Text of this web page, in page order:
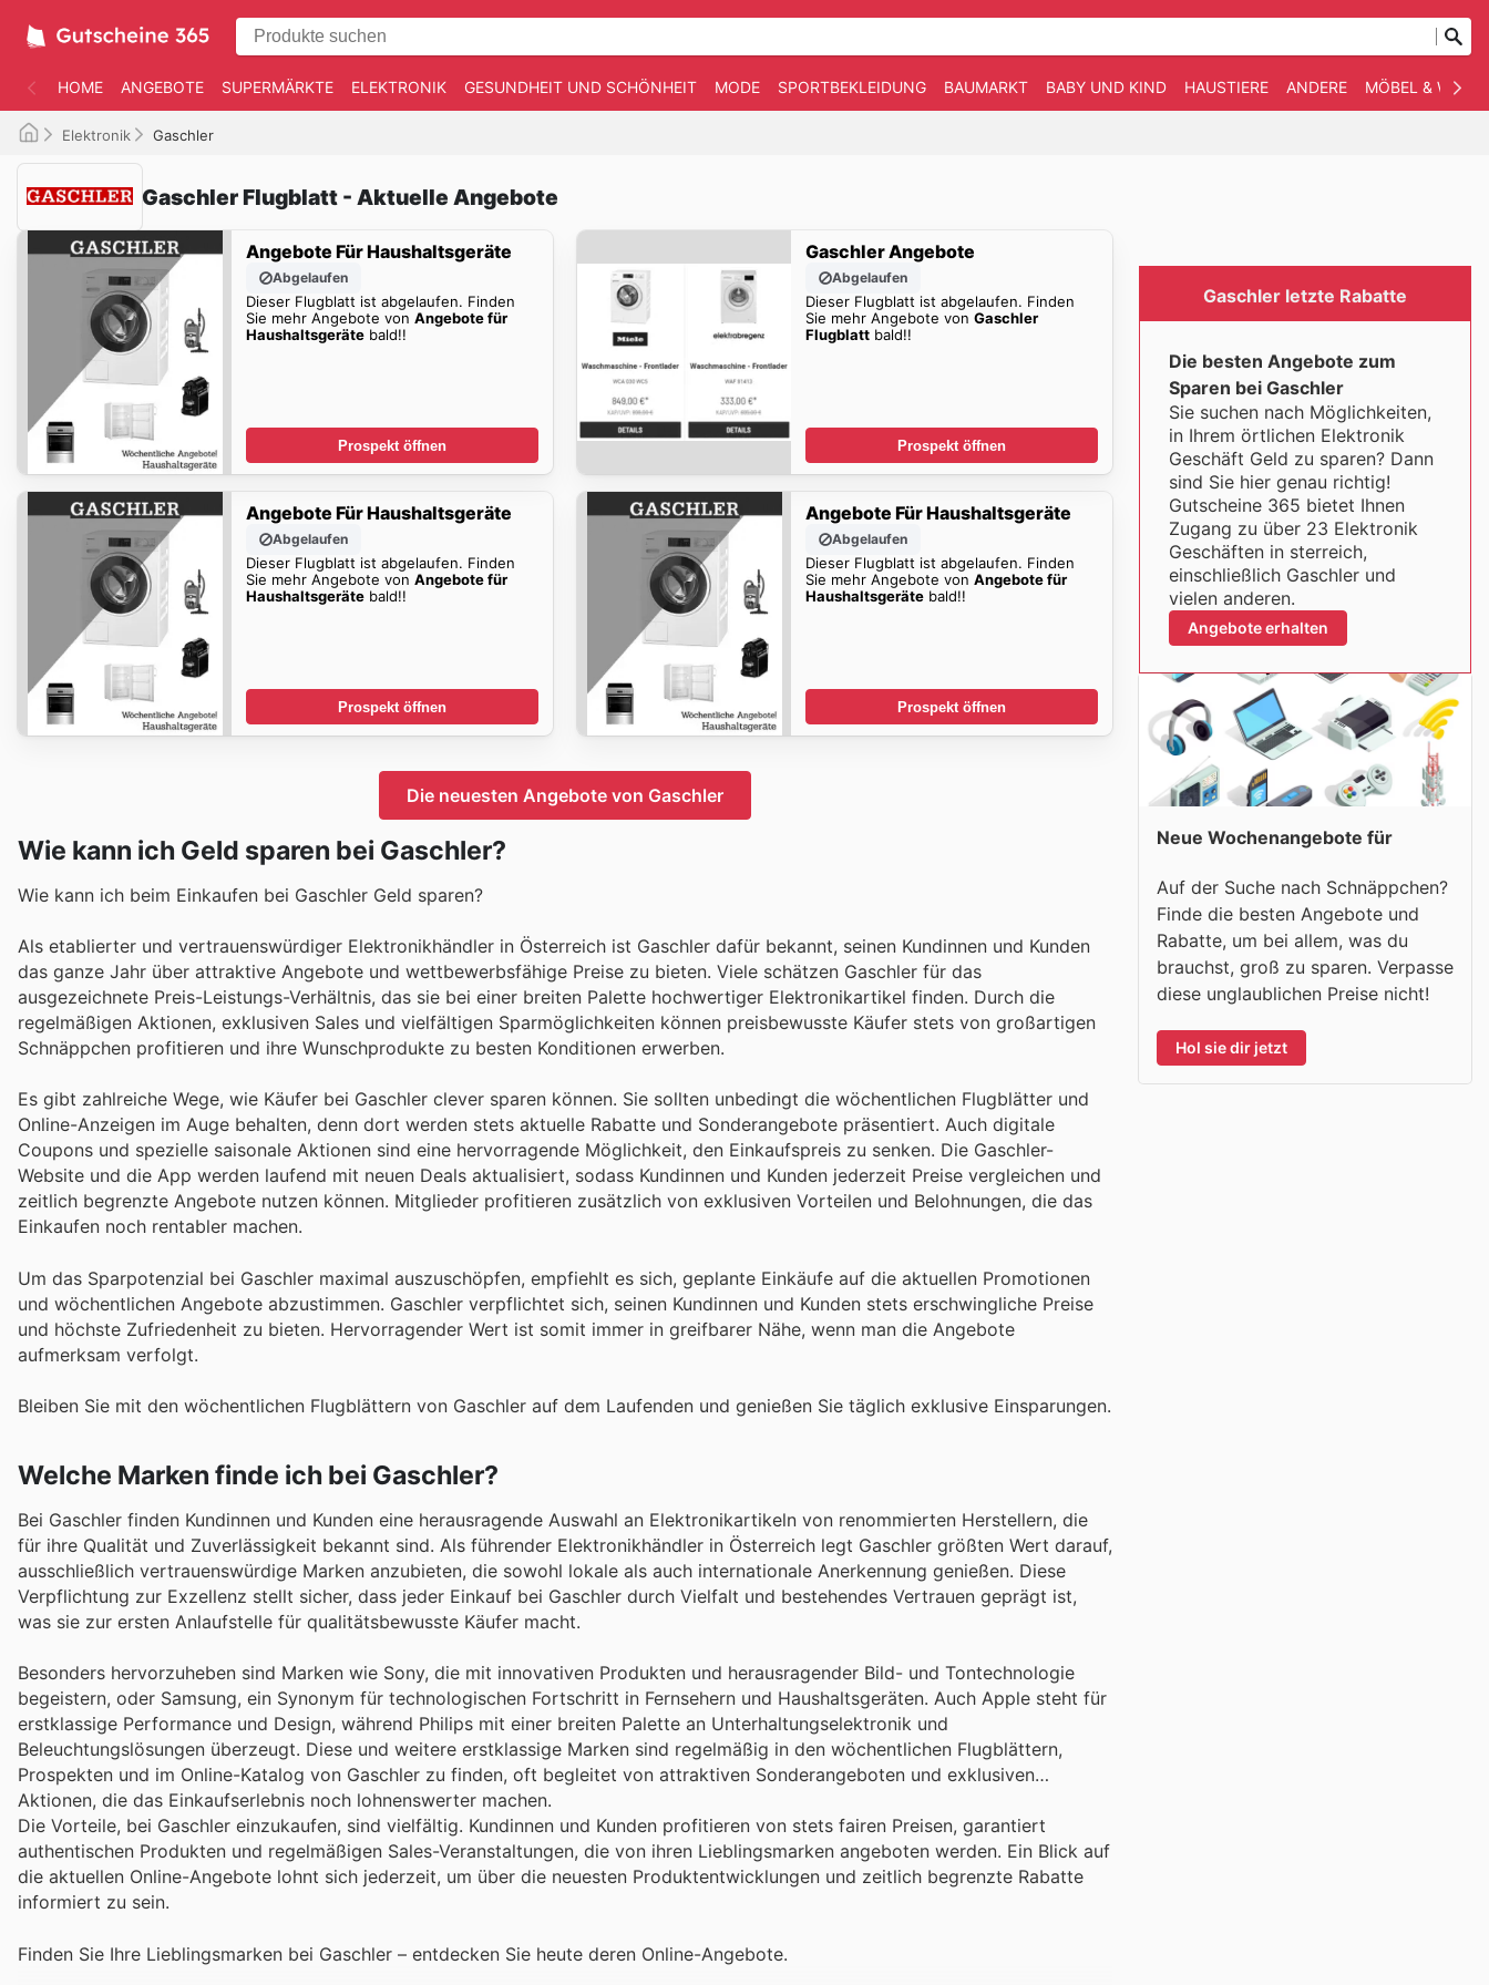
HOME ANGEBOTE SUPERMÄRKTE ELEKTRONIK GESUNDHEIT UND SCHÖNHEIT MODE SPORTBEKLEIDUNG BAUMARKT BABY UND KIND HAUSTIERE ANDERE MÖBEL &
Elektronik Gaschler
Gaschler Flugblatt - Aktuelle Angebote
Angebote Für Haushaltsgeräte
Abgelaufen
Dieser Flugblatt ist abgelaufen. Finden
Sie mehr Angebote von Angebote für
Haushaltsgerätebald!!
Prospekt öffnen
Gaschler Angebote
Abgelaufen
Dieser Flugblatt ist abgelaufen. Finden
Sie mehr Angebote vonGaschler
Flugblatt bald!!
Prospekt öffnen
Angebote Für Haushaltsgeräte
Abgelaufen
Dieser Flugblatt ist abgelaufen. Finden
Sie mehr Angebote von Angebote für
Haushaltsgerätebald!!
Prospekt öffnen
Angebote Für Haushaltsgeräte
Abgelaufen
Dieser Flugblatt ist abgelaufen. Finden
Sie mehr Angebote vonAngebote für
Haushaltsgeräte bald!!
Prospekt öffnen
Die neuesten Angebote von Gaschler
Wie kann ich Geld sparen bei Gaschler?
Wie kann ich beim Einkaufen bei Gaschler Geld sparen?
Als etablierter und vertrauenswürdiger Elektronikhändler in Österreich ist Gaschler dafür bekannt, seinen Kundinnen und Kunden
das ganze Jahr über attraktive Angebote und wettbewerbsfähige Preise zu bieten. Viele schätzen Gaschler für das
ausgezeichnete Preis-Leistungs-Verhältnis, das sie bei einer breiten Palette hochwertiger Elektronikartikel finden. Durch die
regelmäßigen Aktionen, exklusiven Sales und vielfältigen Sparmöglichkeiten können preisbewusste Käufer stets von großartigen
Schnäppchen profitieren und ihre Wunschprodukte zu besten Konditionen erwerben.
Es gibt zahlreiche Wege, wie Käufer bei Gaschler clever sparen können. Sie sollten unbedingt die wöchentlichen Flugblätter und
Online-Anzeigen im Auge behalten, denn dort werden stets aktuelle Rabatte und Sonderangebote präsentiert. Auch digitale
Coupons und spezielle saisonale Aktionen sind eine hervorragende Möglichkeit, den Einkaufspreis zu senken. Die Gaschler-
Website und die App werden laufend mit neuen Deals aktualisiert, sodass Kundinnen und Kunden jederzeit Preise vergleichen und
zeitlich begrenzte Angebote nutzen können. Mitglieder profitieren zusätzlich von exklusiven Vorteilen und Belohnungen, die das
Einkaufen noch rentabler machen.
Um das Sparpotenzial bei Gaschler maximal auszuschöpfen, empfiehlt es sich, geplante Einkäufe auf die aktuellen Promotionen
und wöchentlichen Angebote abzustimmen. Gaschler verpflichtet sich, seinen Kundinnen und Kunden stets erschwingliche Preise
und höchste Zufriedenheit zu bieten. Hervorragender Wert ist somit immer in greifbarer Nähe, wenn man die Angebote
aufmerksam verfolgt.
Bleiben Sie mit den wöchentlichen Flugblättern von Gaschler auf dem Laufenden und genießen Sie täglich exklusive Einsparungen.
Welche Marken finde ich bei Gaschler?
Bei Gaschler finden Kundinnen und Kunden eine herausragende Auswahl an Elektronikartikeln von renommierten Herstellern, die
für ihre Qualität und Zuverlässigkeit bekannt sind. Als führender Elektronikhändler in Österreich legt Gaschler größten Wert darauf,
ausschließlich vertrauenswürdige Marken anzubieten, die sowohl lokale als auch internationale Anerkennung genießen. Diese
Verpflichtung zur Exzellenz stellt sicher, dass jeder Einkauf bei Gaschler durch Vielfalt und bestehendes Vertrauen geprägt ist,
was sie zur ersten Anlaufstelle für qualitätsbewusste Käufer macht.
Besonders hervorzuheben sind Marken wie Sony, die mit innovativen Produkten und herausragender Bild- und Tontechnologie
begeistern, oder Samsung, ein Synonym für technologischen Fortschritt in Fernsehern und Haushaltsgeräten. Auch Apple steht für
erstklassige Performance und Design, während Philips mit einer breiten Palette an Unterhaltungselektronik und
Beleuchtungslösungen überzeugt. Diese und weitere erstklassige Marken sind regelmäßig in den wöchentlichen Flugblättern,
Prospekten und im Online-Katalog von Gaschler zu finden, oft begleitet von attraktiven Sonderangeboten und exklusiven
Aktionen, die das Einkaufserlebnis noch lohnenswerter machen.
Die Vorteile, bei Gaschler einzukaufen, sind vielfältig. Kundinnen und Kunden profitieren von stets fairen Preisen, garantiert
authentischen Produkten und regelmäßigen Sales-Veranstaltungen, die von ihren Lieblingsmarken angeboten werden. Ein Blick auf
die aktuellen Online-Angebote lohnt sich jederzeit, um über die neuesten Produktentwicklungen und zeitlich begrenzte Rabatte
informiert zu sein.
Finden Sie Ihre Lieblingsmarken bei Gaschler – entdecken Sie heute deren Online-Angebote.
Gaschler letzte Rabatte
Die besten Angebote zum
Sparen bei Gaschler
Sie suchen nach Möglichkeiten,
in Ihrem örtlichen Elektronik
Geschäft Geld zu sparen? Dann
sind Sie hier genau richtig!
Gutscheine 365 bietet Ihnen
Zugang zu über 23 Elektronik
Geschäften in sterreich,
einschließlich Gaschler und
vielen anderen.
Angebote erhalten
Neue Wochenangebote für
Auf der Suche nach Schnäppchen?
Finde die besten Angebote und
Rabatte, um bei allem, was du
brauchst, groß zu sparen. Verpasse
diese unglaublichen Preise nicht!
Hol sie dir jetzt